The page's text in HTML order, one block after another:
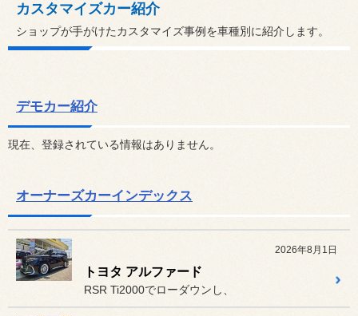
カスタマイズカー紹介
ショップが手がけたカスタマイズ事例を車種別に紹介します。
デモカー紹介
現在、登録されている情報はありません。
オーナーズカーインデックス
2026年8月1日
トヨタ アルファード
RSR Ti2000でローダウンし、